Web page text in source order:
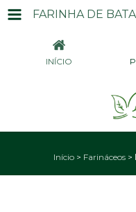
FARINHA DE
INÍCIO
Início > Farináceos >